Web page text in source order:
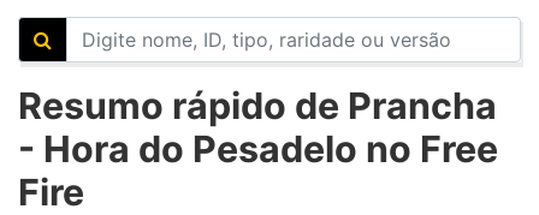
Resumo rápido de Prancha
- Hora do Pesadelo no Free
Fire